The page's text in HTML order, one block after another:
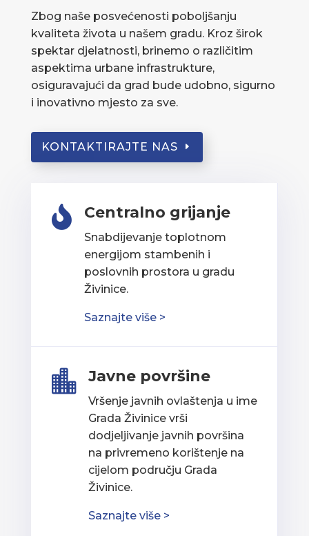
Zbog naše posvećenosti poboljšanju
kvaliteta života u našem gradu. Kroz širok
spektar djelatnosti, brinemo o različitim
aspektima urbane infrastrukture,
osiguravajući da grad bude udobno, sigurno
i inovativno mjesto za sve.
KONTAKTIRAJTE NAS
 Centralno grijanje
Snabdijevanje toplotnom
energijom stambenih i
poslovnih prostora u gradu
Živinice.
Saznajte više >
 Javne površine
Vršenje javnih ovlaštenja u ime
Grada Živinice vrši
dodjeljivanje javnih površina
na privremeno korištenje na
cijelom području Grada
Živinice.
Saznajte više >